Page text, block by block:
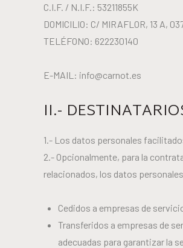
C.I.F. / N.I.F.: 53211855K
DOMICILIO: C/ MIRAFLOR, 13 A,
TELÉFONO: 622230140
E-MAIL: info@carnot.es
II.-
1.- Los datos personales
2.- Opcionalmente, para la
relacionados, los datos
Cedidos a empresas de
Transferidos a empresas de
adecuadas para garantizar la